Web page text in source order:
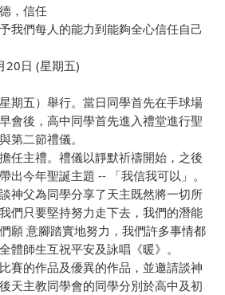
，信任
我們每人的能力到能夠全心信任自己
20日 (星期五)
期五）舉行。當日同學首先在手球場
會後，高中同學首先進入禮堂進行聖
第二節禮儀。
任主禮。禮儀以靜默祈禱開始，之後
出今年聖誕主題 -- 「我信我可以」。
神父為同學分享了天主既然將一切所
們只要堅持努力走下去，我們的潛能
願 意腳踏實地努力，我們許多事情都
體師生互祝平安及詠唱《暖》。
賽的作品及優異的作品，並邀請談神
天主教同學會的同學分別於高中及初